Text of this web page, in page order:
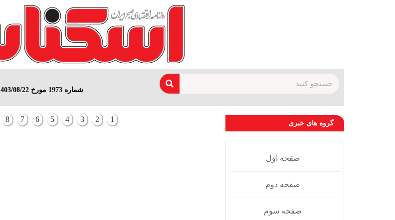
شماره 1973 مورخ 1403/08/22
گروه های خبری
صفحه اول
صفحه دوم
صفحه سوم
1
2
3
4
5
6
7
8